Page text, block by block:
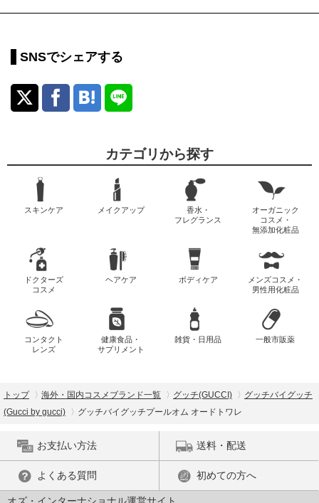
SNSでシェアする
カテゴリから探す
スキンケア メイクアップ
香水・
フレグランス
オーガニック
コスメ・
無添加化粧品
ドクターズ
コスメ
ヘアケア ボディケア
メンズコスメ・
男性用化粧品
コンタクト
レンズ
健康食品・
サプリメント
雑貨・日用品 一般市販薬
トップ 海外・国内コスメブランド一覧 グッチ(GUCCI)
グッチバイグッチ
(Gucci by gucci)
グッチバイグッチプールオム オードトワレ
お支払い方法 送料・配送
よくある質問 初めての方へ